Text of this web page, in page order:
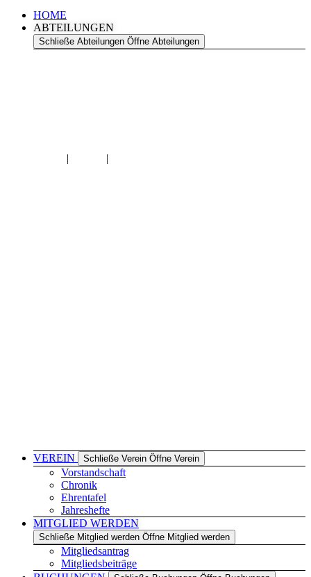
HOME
ABTEILUNGEN
Schließe Abteilungen Öffne Abteilungen
| |
VEREIN Schließe Verein Öffne Verein
Vorstandschaft
Chronik
Ehrentafel
Jahreshefte
MITGLIED WERDEN
Schließe Mitglied werden Öffne Mitglied werden
Mitgliedsantrag
Mitgliedsbeiträge